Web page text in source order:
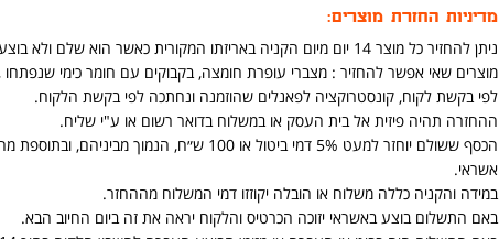
מדיניות החזרת מוצרים:
ניתן להחזיר כל מוצר 14 יום מיום הקניה באריזתו המקורית כאשר הוא שלם ולא בוצע בו שימוש .
מוצרים שאי אפשר להחזיר : מצברי עופרת חומצה, בקבוקים עם חומר כימי שנפתחו
לפי בקשת לקוח, קונסטרוקציה לפאנלים שהוזמנה ונחתכה לפי בקשת הלקוח.
ההחזרה תהיה פיזית אל בית העסק או במשלוח בדואר רשום או ע"י שליח.
הכסף ששולם יוחזר למעט 5% דמי ביטול או 100
אשראי.
במידה והקניה כללה משלוח או הובלה יקוזזו דמי המשלוח מההחזר.
באם התשלום בוצע באשראי יזוכה הכרטיס והלקוח יראה את זה ביום החיוב הבא.